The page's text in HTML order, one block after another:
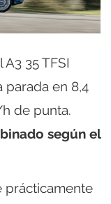
35 TFSI
parada en 8,4
de punta.
según el
prácticamente